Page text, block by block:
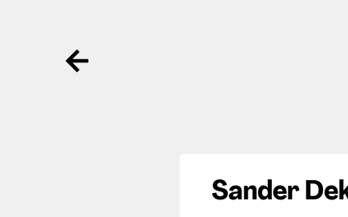
Ga terug
Sander